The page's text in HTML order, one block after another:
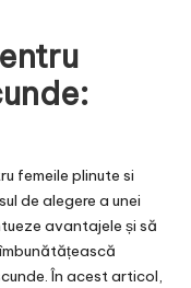
femeile plinute si
de alegere a unei
avantajele și să
În acest articol,